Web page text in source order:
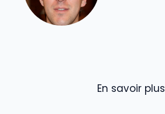
En savoir plus